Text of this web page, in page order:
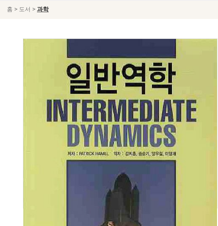
홈 > 도서 > 과학